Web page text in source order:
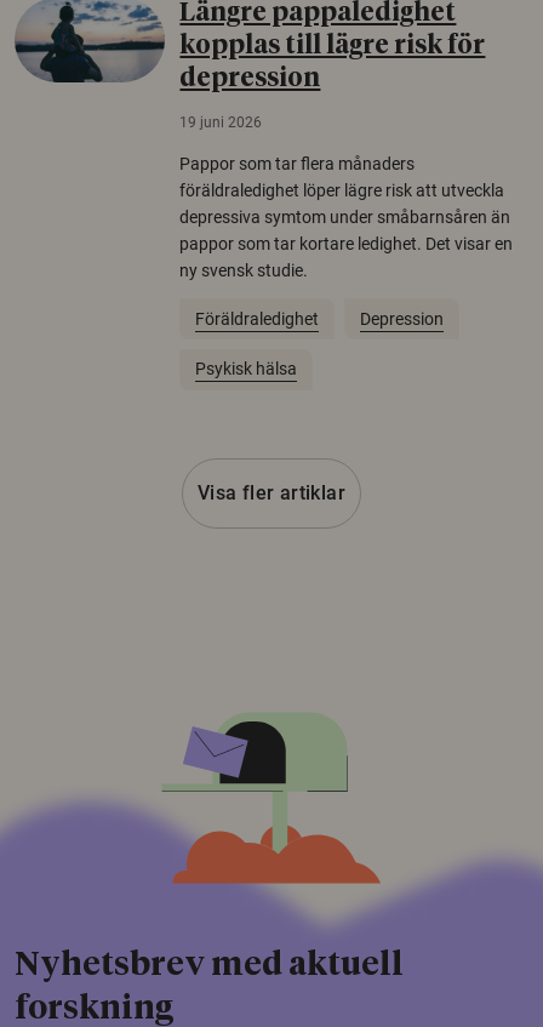
Längre pappaledighet
kopplas till lägre risk för
depression
19 juni 2026
Pappor som tar flera månaders
föräldraledighet löper lägre risk att utveckla
depressiva symtom under småbarnsåren än
pappor som tar kortare ledighet. Det visar en
ny svensk studie.
Föräldraledighet Depression
Psykisk hälsa
Visa fler artiklar
Nyhetsbrev med aktuell
forskning